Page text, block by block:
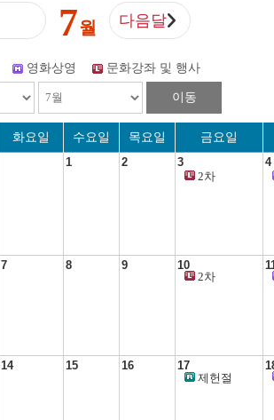
7월 다음달
영화상영 문화강좌 및 행사
이동
화요일 수요일 목요일
금요일
1
2
3
2차
4
7 8 9
10
2차
14 15 16
17
제헌절